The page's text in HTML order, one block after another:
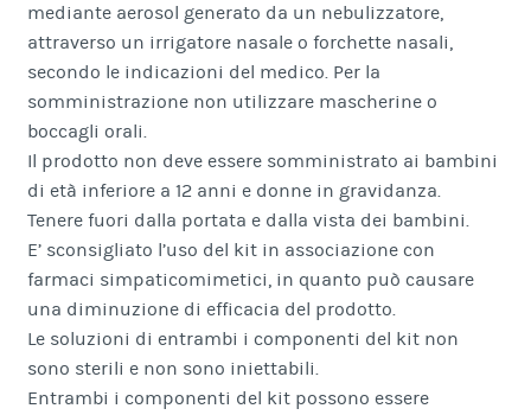
mediante aerosol generato da un nebulizzatore,
attraverso un irrigatore nasale o forchette nasali,
secondo le indicazioni del medico. Per la
somministrazione non utilizzare mascherine o
boccagli orali.
Il prodotto non deve essere somministrato ai bambini
di età inferiore a 12 anni e donne in gravidanza.
Tenere fuori dalla portata e dalla vista dei bambini.
E’ sconsigliato l’uso del kit in associazione con
farmaci simpaticomimetici, in quanto può causare
una diminuzione di efficacia del prodotto.
Le soluzioni di entrambi i componenti del kit non
sono sterili e non sono iniettabili.
Entrambi i componenti del kit possono essere